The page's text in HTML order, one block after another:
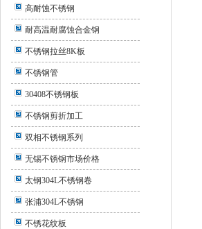
高耐蚀不锈钢
耐高温耐腐蚀合金钢
不锈钢拉丝8K板
不锈钢管
30408不锈钢板
不锈钢剪折加工
双相不锈钢系列
无锡不锈钢市场价格
太钢304L不锈钢卷
张浦304L不锈钢
不锈花纹板